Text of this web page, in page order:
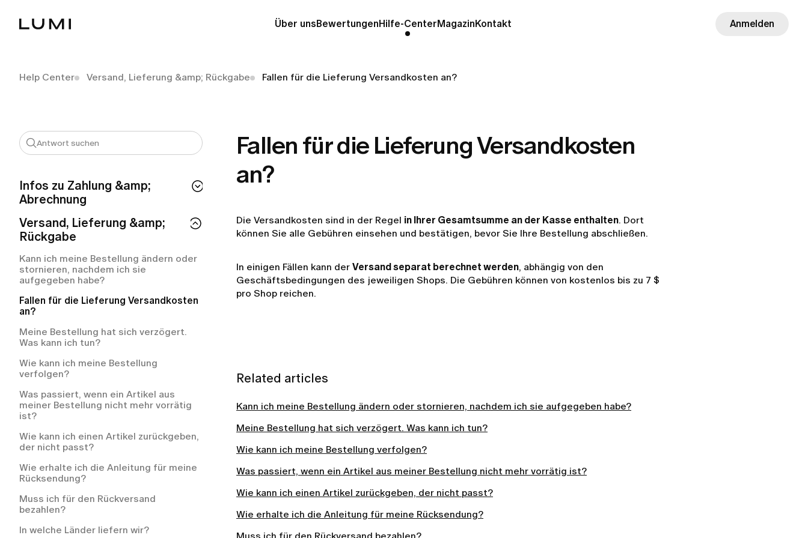
Über unsBewertungenHilfe-CenterMagazinKontakt Anmelden
Help Center Versand, Lieferung &amp; Rückgabe Fallen für die Lieferung Versandkosten an?
Infos zu Zahlung &amp;
Abrechnung
Wie lange muss ich auf meine LUMI-
Rückerstattung warten?
Warum hat LUMI automatisch
abgebucht?
Wie fordere ich eine Rückerstattung bei
LUMI an?
Wie erhalte ich eine Rückerstattung?
Versand, Lieferung &amp;
Rückgabe
Kann ich meine Bestellung ändern oder
stornieren, nachdem ich sie
aufgegeben habe?
Fallen für die Lieferung Versandkosten
an?
Meine Bestellung hat sich verzögert.
Was kann ich tun?
Wie kann ich meine Bestellung
verfolgen?
Was passiert, wenn ein Artikel aus
meiner Bestellung nicht mehr vorrätig
ist?
Wie kann ich einen Artikel zurückgeben,
der nicht passt?
Wie erhalte ich die Anleitung für meine
Rücksendung?
Muss ich für den Rückversand
bezahlen?
In welche Länder liefern wir?
Fallen für die Lieferung Versandkosten
an?
Die Versandkosten sind in der Regel in Ihrer Gesamtsumme an der Kasse enthalten. Dort
können Sie alle Gebühren einsehen und bestätigen, bevor Sie Ihre Bestellung abschließen.
In einigen Fällen kann der Versand separat berechnet werden, abhängig von den
Geschäftsbedingungen des jeweiligen Shops. Die Gebühren können von kostenlos bis zu 7 $
pro Shop reichen.
Related articles
Kann ich meine Bestellung ändern oder stornieren, nachdem ich sie aufgegeben habe?
Meine Bestellung hat sich verzögert. Was kann ich tun?
Wie kann ich meine Bestellung verfolgen?
Was passiert, wenn ein Artikel aus meiner Bestellung nicht mehr vorrätig ist?
Wie kann ich einen Artikel zurückgeben, der nicht passt?
Wie erhalte ich die Anleitung für meine Rücksendung?